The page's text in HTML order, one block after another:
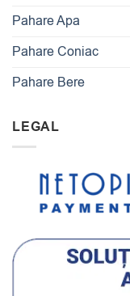
Pahare Apa
Pahare Coniac
Pahare Bere
LEGAL